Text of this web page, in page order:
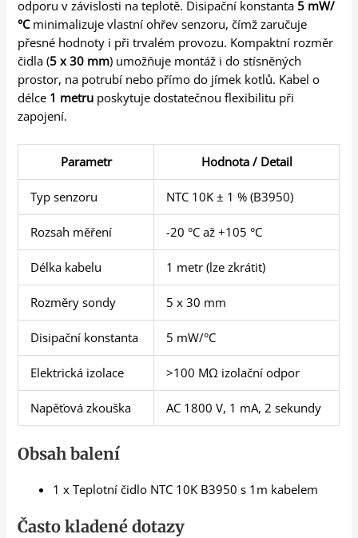
odporu v závislosti na teplotě. Disipační konstanta 5 mW/
°Cminimalizuje vlastní ohřev senzoru, čímž zaručuje
přesné hodnoty i při trvalém provozu. Kompaktní rozměr
čidla (5 x 30 mm) umožňuje montáž i do stísněných
prostor, na potrubí nebo přímo do jímek kotlů. Kabel o
délce 1 metru poskytuje dostatečnou flexibilitu při
zapojení.
Parametr Hodnota / Detail
Typ senzoru NTC 10K ± 1 % (B3950)
Rozsah měření -20 °C až +105 °C
Délka kabelu 1 metr (lze zkrátit)
Rozměry sondy 5 x 30 mm
Disipační konstanta 5 mW/°C
Elektrická izolace >100 MΩ izolační odpor
Napěťová zkouška AC 1800 V, 1 mA, 2 sekundy
Obsah balení
1 x Teplotní čidlo NTC 10K B3950 s 1m kabelem
Často kladené dotazy